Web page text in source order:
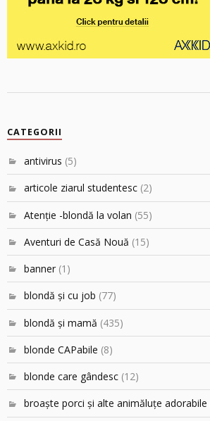
CATEGORII
antivirus (5)
articole ziarul studentesc (2)
Atenţie -blondă la volan (55)
Aventuri de Casă Nouă (15)
banner (1)
blondă şi cu job (77)
blondă şi mamă (435)
blonde CAPabile (8)
blonde care gândesc (12)
broaşte porci şi alte animăluţe adorabile